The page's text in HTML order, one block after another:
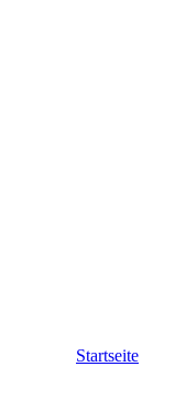
Startseite